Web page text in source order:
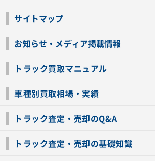
サイトマップ
お知らせ・メディア掲載情報
トラック買取マニュアル
車種別買取相場・実績
トラック査定・売却のQ&A
トラック査定・売却の基礎知識